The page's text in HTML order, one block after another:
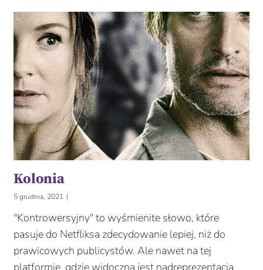
Kolonia
5 grudnia, 2021 |
"Kontrowersyjny" to wyśmienite słowo, które
pasuje do Netfliksa zdecydowanie lepiej, niż do
prawicowych publicystów. Ale nawet na tej
platformie, gdzie widoczna jest nadreprezentacja